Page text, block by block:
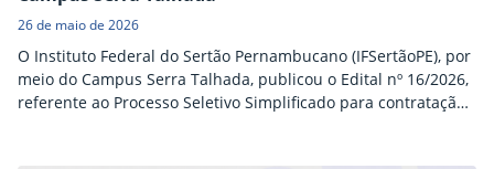
26 de maio de 2026
O Instituto Federal do Sertão Pernambucano (IFSertãoPE), por
meio do Campus Serra Talhada, publicou o Edital nº 16/2026,
referente ao Processo Seletivo Simplificado para contratação